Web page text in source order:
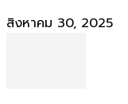
สิงหาคม 30, 2025